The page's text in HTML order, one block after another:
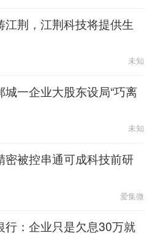
江荆，江荆科技将提供生
未知
城一企业大股东设局“巧离
未知
密被控串通可成科技前研
爱集微
行：企业只是欠息30万就